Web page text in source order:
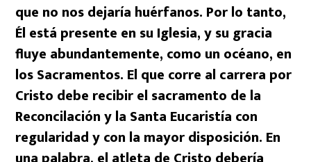
que no nos dejaría huérfanos. Por lo tanto,
Él está presente en su Iglesia, y su gracia
fluye abundantemente, como un océano, en
los Sacramentos. El que corre al carrera por
Cristo debe recibir el sacramento de la
Reconcilación y la Santa Eucaristía con
regularidad y con la mayor disposición. En